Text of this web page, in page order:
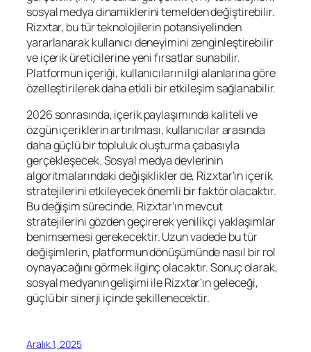
sosyal medya dinamiklerini temelden değiştirebilir.
Rizxtar, bu tür teknolojilerin potansiyelinden
yararlanarak kullanıcı deneyimini zenginleştirebilir
ve içerik üreticilerine yeni fırsatlar sunabilir.
Platformun içeriği, kullanıcıların ilgi alanlarına göre
özelleştirilerek daha etkili bir etkileşim sağlanabilir.
2026 sonrasında, içerik paylaşımında kaliteli ve
özgün içeriklerin artırılması, kullanıcılar arasında
daha güçlü bir topluluk oluşturma çabasıyla
gerçekleşecek. Sosyal medya devlerinin
algoritmalarındaki değişiklikler de, Rizxtar’ın içerik
stratejilerini etkileyecek önemli bir faktör olacaktır.
Bu değişim sürecinde, Rizxtar’ın mevcut
stratejilerini gözden geçirerek yenilikçi yaklaşımlar
benimsemesi gerekecektir. Uzun vadede bu tür
değişimlerin, platformun dönüşümünde nasıl bir rol
oynayacağını görmek ilginç olacaktır. Sonuç olarak,
sosyal medyanın gelişimi ile Rizxtar’ın geleceği,
güçlü bir sinerji içinde şekillenecektir.
Aralık 1, 2025